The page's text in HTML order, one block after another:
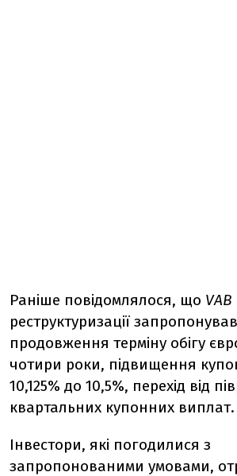
Раніше повідомлялося, що VAB
реструктуризації
продовження терміну обігу
чотири роки, підвищення
10,125% до 10,5%, перехід від
квартальних купонних виплат.
Інвестори, які погодилися з
запропонованими умовами,